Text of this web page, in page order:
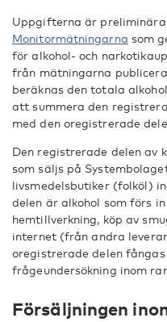
Uppgifterna är
Monitormätningarna som
för alkohol- och
från mätningarna
beräknas den totala
att summera den
med den oregistrerade
Den registrerade delen av
som säljs på
livsmedelsbutiker (folköl)
delen är alkohol som förs
hemtillverkning, köp av
internet (från andra
oregistrerade delen fångas
frågeundersökning inom
Försäljningen